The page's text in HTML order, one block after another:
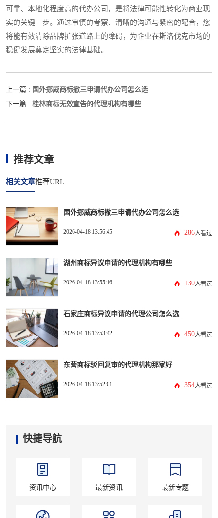
可靠、本地化程度高的代办公司，是将法律可能性转化为商业现
实的关键一步。通过审慎的考察、清晰的沟通与紧密的配合，您
将能有效清除品牌扩张道路上的障碍，为企业在斯洛伐克市场的
稳健发展奠定坚实的法律基础。
上一篇 : 国外挪威商标撤三申请代办公司怎么选
下一篇 : 桂林商标无效宣告的代理机构有哪些
推荐文章
相关文章推荐URL
国外挪威商标撤三申请代办公司怎么选
2026-04-18 13:56:45 286人看过
湖州商标异议申请的代理机构有哪些
2026-04-18 13:55:16 130人看过
石家庄商标异议申请的代理公司怎么选
2026-04-18 13:53:42 450人看过
东营商标驳回复审的代理机构那家好
2026-04-18 13:52:01 354人看过
快捷导航
资讯中心 最新资讯 最新专题